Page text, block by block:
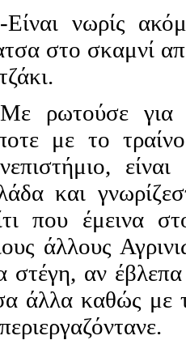
-Είναι νωρίς
στο σκαμνί
Με ρωτούσε για
με το
και
που έμεινα
άλλους
στέγη, αν
άλλα καθώς με